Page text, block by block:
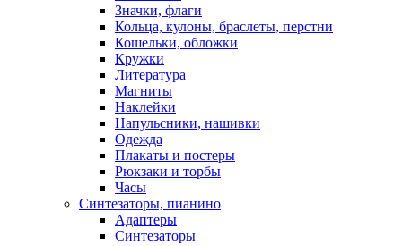
Значки, флаги
Кольца, кулоны, браслеты, перстни
Кошельки, обложки
Кружки
Литература
Магниты
Наклейки
Напульсники, нашивки
Одежда
Плакаты и постеры
Рюкзаки и торбы
Часы
Синтезаторы, пианино
Адаптеры
Синтезаторы